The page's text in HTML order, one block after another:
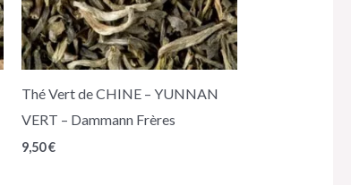
Thé Vert de CHINE – YUNNAN
VERT – Dammann Frères
9,50€